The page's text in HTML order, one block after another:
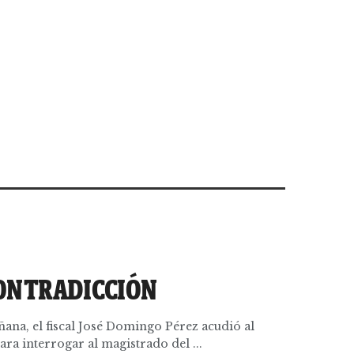
el fiscal José Domingo Pérez acudió al
interrogar al magistrado del ...